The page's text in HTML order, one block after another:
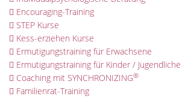
Encouraging-Training
STEP Kurse
Kess-erziehen Kurse
Ermutigungstraining für Erwachsene
Ermutigungstraining für Kinder / Jugendliche
Coaching mit SYNCHRONIZING®
Familienrat-Training